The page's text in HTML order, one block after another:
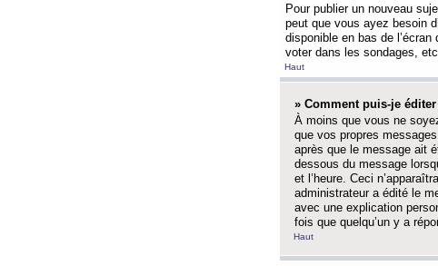
Pour publier un nouveau
peut que vous ayez besoin
disponible en bas de
voter dans les sondages,
Haut
» Comment puis-je
À moins que vous ne
que vos propres
après que le message ait
dessous du message
et l’heure. Ceci
administrateur a édité le
avec une explication
fois que quelqu’un y a
Haut